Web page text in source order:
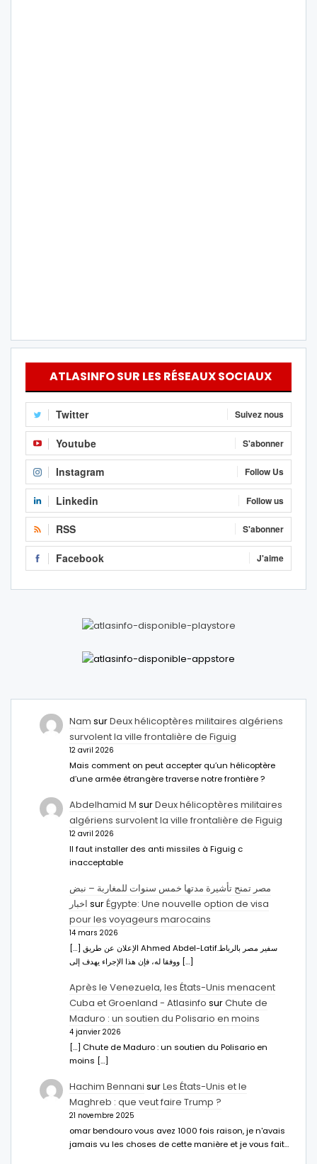
ATLASINFO SUR LES RÉSEAUX SOCIAUX
Twitter Suivez nous
Youtube S'abonner
Instagram Follow Us
Linkedin Follow us
RSS S'abonner
Facebook J'aime
Nam surDeux hélicoptères militaires algériens
survolent la ville frontalière de Figuig
12 avril 2026
Mais comment on peut accepter qu’un hélicoptère
d’une armée étrangère traverse notre frontière ?
Abdelhamid M surDeux hélicoptères militaires
algériens survolent la ville frontalière de Figuig
12 avril 2026
Il faut installer des anti missiles à Figuig c
inacceptable
مصر تمنح تأشيرة مدتها خمس سنوات للمغاربة – نبض
اخبار surÉgypte: Une nouvelle option de visa
pour les voyageurs marocains
14 mars 2026
[…] الإعلان عن طريق Ahmed Abdel-Latifسفير مصر بالرباط.
ووفقا له، فإن هذا الإجراء يهدف إلى […]
Après le Venezuela, les États-Unis menacent
Cuba et Groenland - Atlasinfo surChute de
Maduro : un soutien du Polisario en moins
4 janvier 2026
[…] Chute de Maduro : un soutien du Polisario en
moins […]
Hachim Bennani surLes États-Unis et le
Maghreb : que veut faire Trump ?
21 novembre 2025
omar bendouro vous avez 1000 fois raison, je n'avais
jamais vu les choses de cette manière et je vous fait…